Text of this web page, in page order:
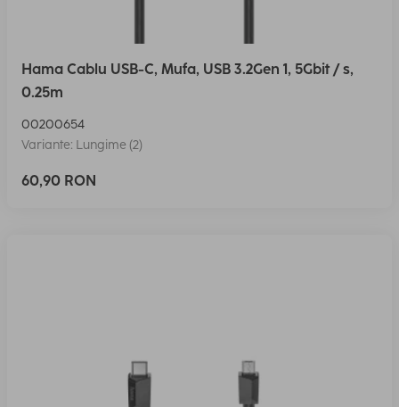
Hama Cablu USB-C, Mufa, USB 3.2Gen 1, 5Gbit / s,
0.25m
00200654
Variante: Lungime (2)
60,90 RON